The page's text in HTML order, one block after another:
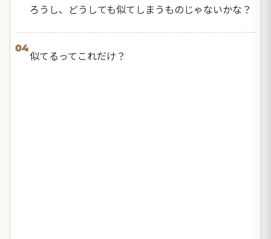
ろうし、どうしても似てしまうものじゃないかな？
04
似てるってこれだけ？